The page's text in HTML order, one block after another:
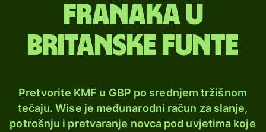
franaka u
britanske funte
Pretvorite KMF u GBP po srednjem tržišnom
tečaju. Wise je međunarodni račun za slanje,
potrošnju i pretvaranje novca pod uvjetima koje